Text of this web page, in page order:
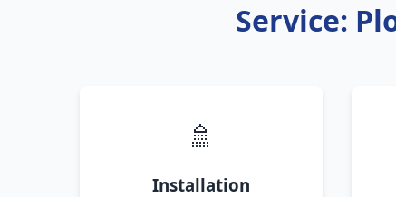
Service:
🚿
Installation